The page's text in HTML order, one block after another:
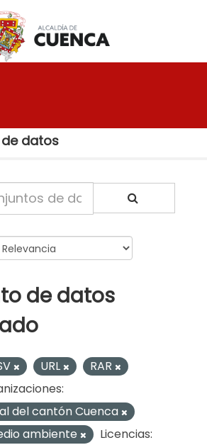
datos
de datos
URL
RAR
del cantón Cuenca
ambiente
Licencias: